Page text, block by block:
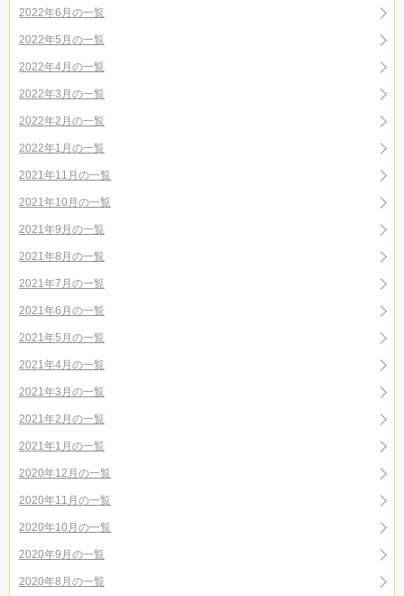
2022年6月の一覧
2022年5月の一覧
2022年4月の一覧
2022年3月の一覧
2022年2月の一覧
2022年1月の一覧
2021年11月の一覧
2021年10月の一覧
2021年9月の一覧
2021年8月の一覧
2021年7月の一覧
2021年6月の一覧
2021年5月の一覧
2021年4月の一覧
2021年3月の一覧
2021年2月の一覧
2021年1月の一覧
2020年12月の一覧
2020年11月の一覧
2020年10月の一覧
2020年9月の一覧
2020年8月の一覧